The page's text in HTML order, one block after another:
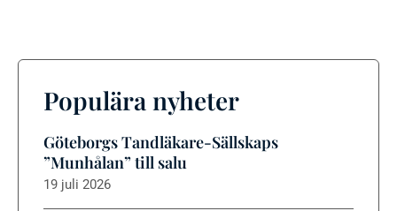
Populära nyheter
Göteborgs Tandläkare-Sällskaps
”Munhålan” till salu
19 juli 2026